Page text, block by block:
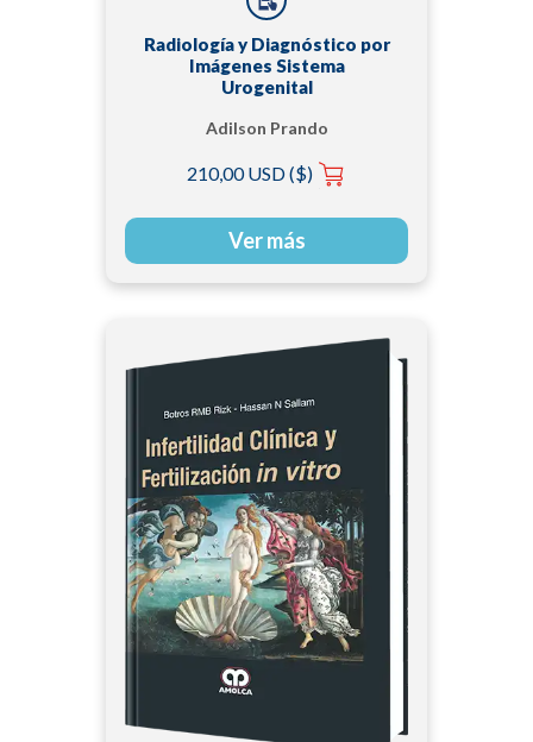
Radiología y Diagnóstico por
Imágenes Sistema
Urogenital
Adilson Prando
210,00 USD ($)
Ver más